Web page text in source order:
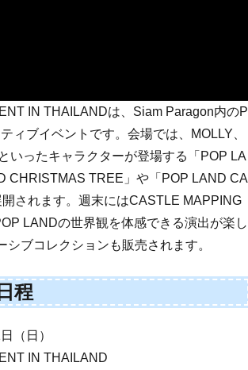
IN THAILANDは、Siam Paragon内のP
ィブイベントです。会場では、MOLLY、
いったキャラクターが登場する「POP LA
CHRISTMAS TREE」や「POP LAND CA
されます。週末にはCASTLE MAPPING
LANDの世界観を体感できる演出が楽し
ブコレクションも販売されます。
日程
（日）
IN THAILAND